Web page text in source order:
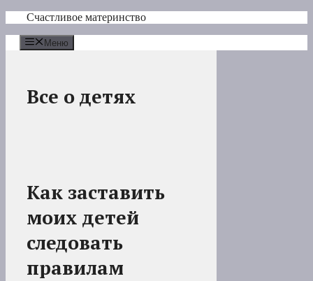
Перейти
содержимому
Счастливое материнство
Меню
Все о детях
Как заставить
моих детей
следовать
правилам